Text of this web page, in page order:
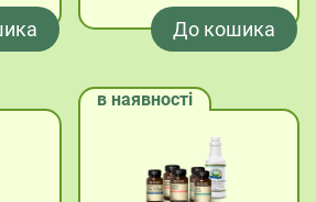
До кошика
в наявності